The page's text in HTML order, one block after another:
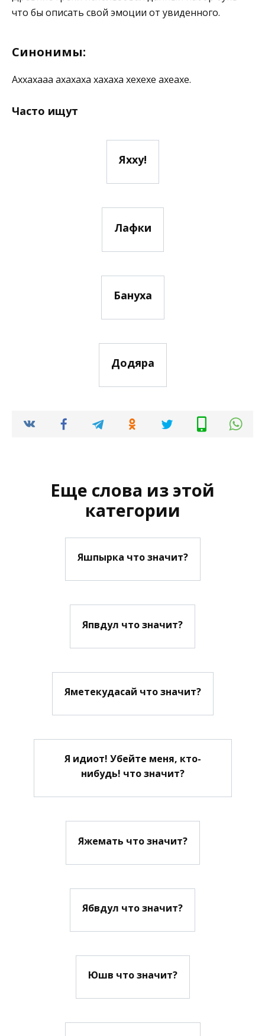
что бы описать свой эмоции от увиденного.
Синонимы:
Аххахааа ахахаха хахаха хехехе ахеахе.
Часто ищут
Яхху!
Лафки
Бануха
Додяра
Еще слова из этой
категории
Яшпырка что значит?
Япвдул что значит?
Яметекудасай что значит?
Я идиот! Убейте меня, кто-
нибудь! что значит?
Яжемать что значит?
Ябвдул что значит?
Юшв что значит?